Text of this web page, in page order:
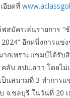
อียดที่
มัครเล่นรายการ “ช้
อีกหนึ่งการแข่
กเพราะแชมป์ได้รับ
ลับ สปป.ลาว โดยไม่
ป็นสนามที่ 3 ทำการ
จ.ชลบุรี ในวันที่ 20